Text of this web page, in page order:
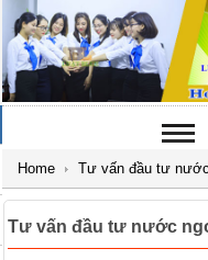
Home Tư vấn đầu tư
Tư vấn đầu tư nước